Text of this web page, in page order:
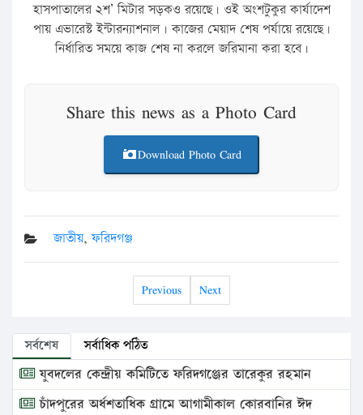
হাসপাতালের ২শ’ মিটার সড়কও রয়েছে। ওই অংশটুকুর কার্যাদেশ
পায় এভারেস্ট ইন্টারন্যাশনাল। কাজের মেয়াদ শেষ পর্যায়ে রয়েছে।
নির্ধারিত সময়ে কাজ শেষ না করলে জরিমানা করা হবে।
Share this news as a Photo Card
Download Photo Card
জাতীয়,ফরিদগঞ্জ
Previous Next
সর্বশেষ সর্বাধিক পঠিত
যুবদলের কেন্দ্রীয় কমিটিতে ফরিদগঞ্জের তারেকুর রহমান
চাঁদপুরের অর্ধশতাধিক গ্রামে আগামীকাল কোরবানির ঈদ